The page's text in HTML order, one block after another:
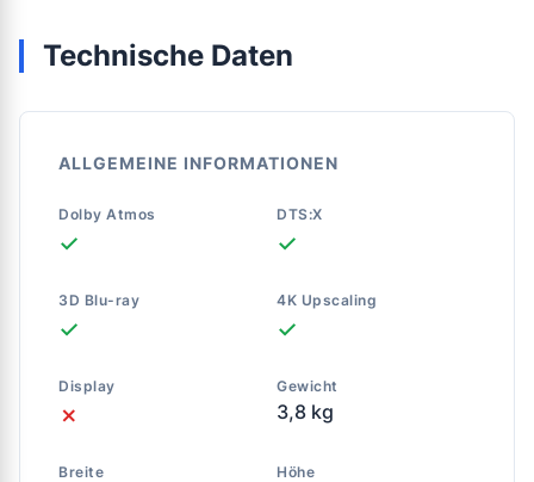
Technische Daten
ALLGEMEINE INFORMATIONEN
Dolby Atmos
✓
DTS:X
✓
3D Blu-ray
✓
4K Upscaling
✓
Display
✗
Gewicht
3,8 kg
Breite Höhe